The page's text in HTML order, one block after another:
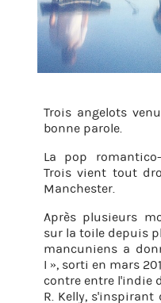
Trois an­ge­lots
bonne pa­role.
La pop
Trois vient tout
Man­ches­ter.
Après plu­sieurs
sur la toile de­puis
man­cu­niens a
I », sorti en mars
contre entre l'in­die
R. Kelly, s'ins­pi­rant